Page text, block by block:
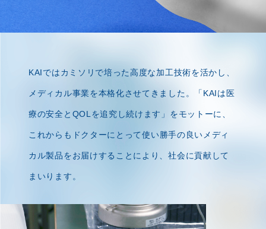
KAIではカミソリで培った高度な加工技術を活かし、
メディカル事業を本格化させてきました。 「KAIは医
療の安全とQOLを追究し続けます」をモットーに、
これからもドクターにとって使い勝手の良いメディ
カル製品をお届けすることにより、社会に貢献して
まいります。